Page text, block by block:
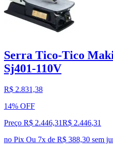
Serra Tico-Tico
Sj401-110V
R$ 2.831,38
14% OFF
Preço R$ 2.446,31R$ 2.446,31
no Pix Ou 7x de R$ 388,30 sem